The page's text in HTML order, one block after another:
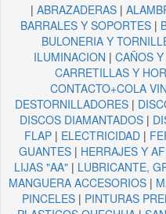
| ABRAZADERAS|
BARRALES Y SOPORTES |
BULONERIA Y
ILUMINACION | CAÑOS
CARRETILLAS Y
CONTACTO+COLA
DESTORNILLADORES|
DISCOS DIAMANTADOS|
FLAP | ELECTRICIDAD |
GUANTES| HERRAJES Y
LIJAS "AA"| LUBRICANTE,
MANGUERA ACCESORIOS|
PINCELES| PINTURAS